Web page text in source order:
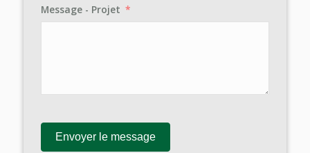
Message - Projet
Envoyer le message